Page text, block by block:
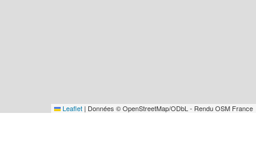
Leaflet | Données © OpenStreetMap/ODbL - Rendu OSM France